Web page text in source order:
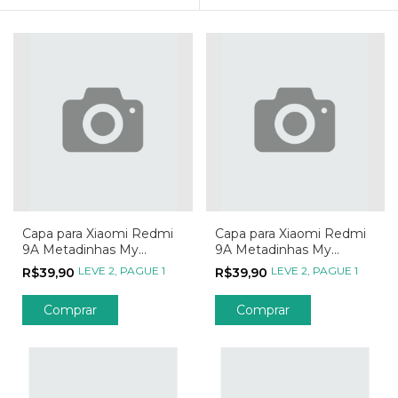
Capa para Xiaomi Redmi
9A Metadinhas My
Person - Parte 02
R$39,90 LEVE 2, PAGUE 1
Comprar
Capa para Xiaomi Redmi
9A Metadinhas My
Person - Parte 01
R$39,90 LEVE 2, PAGUE 1
Comprar